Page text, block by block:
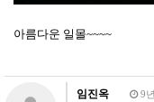
아름다운 일몰~~~~
임진옥 9